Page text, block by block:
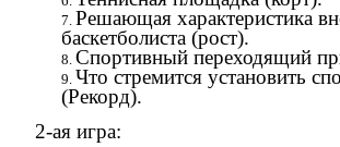
Решающая характеристика
баскетболиста (рост).
Спортивный переходящий
Что стремится установить
(Рекорд).
2-ая игра: